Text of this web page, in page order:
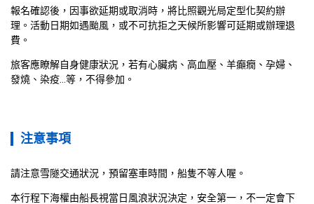
報名確認後，因事欲延期或取消時，將比照觀光局定型化契約辦
理。活動日期如遇颱風，或不可抗拒之天候所影響可延期或辦理退
費。
旅客應瞭解自身健康狀況，若有心臟病、高血壓、羊癲癇、孕婦、
發燒、染疫...等，不得參加。
注意事項
請注意雪隧交通狀況，預留塞車時間，船隻不等人喔。
本行程下海權由船長視當日風浪狀況決定，安全第一，不一定會下